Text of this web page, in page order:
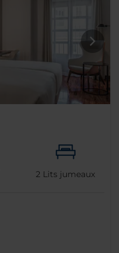
2 Lits jumeaux